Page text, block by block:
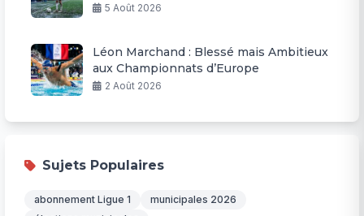
5 Août 2026
Léon Marchand : Blessé mais Ambitieux
aux Championnats d’Europe
2 Août 2026
Sujets Populaires
abonnement Ligue 1
municipales 2026